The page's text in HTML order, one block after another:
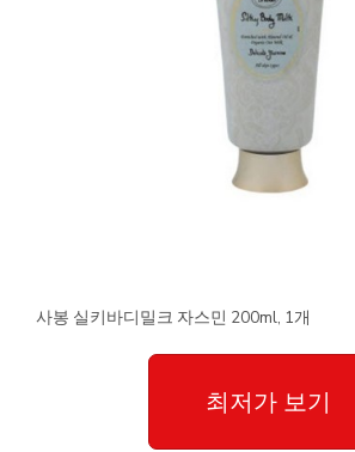
사봉 실키바디밀크 자스민 200ml, 1개
최저가 보기